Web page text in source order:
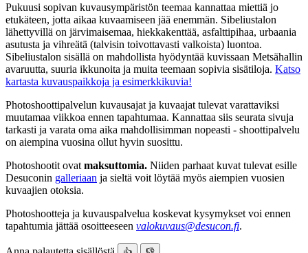
Pukuusi sopivan kuvausympäristön teemaa kannattaa miettiä jo
etukäteen, jotta aikaa kuvaamiseen jää enemmän. Sibeliustalon
lähettyvillä on järvimaisemaa, hiekkakenttää, asfalttipihaa, urbaania
asutusta ja vihreätä (talvisin toivottavasti valkoista) luontoa.
Sibeliustalon sisällä on mahdollista hyödyntää kuvissaan Metsähallin
avaruutta, suuria ikkunoita ja muita teemaan sopivia sisätiloja. Katso
kartasta kuvauspaikkoja ja esimerkkikuvia!
Photoshoottipalvelun kuvausajat ja kuvaajat tulevat varattaviksi
muutamaa viikkoa ennen tapahtumaa. Kannattaa siis seurata sivuja
tarkasti ja varata oma aika mahdollisimman nopeasti - shoottipalvelu
on aiempina vuosina ollut hyvin suosittu.
Photoshootit ovat maksuttomia. Niiden parhaat kuvat tulevat esille
Desuconin galleriaan ja sieltä voit löytää myös aiempien vuosien
kuvaajien otoksia.
Photoshootteja ja kuvauspalvelua koskevat kysymykset voi ennen
tapahtumia jättää osoitteeseen valokuvaus@desucon.fi.